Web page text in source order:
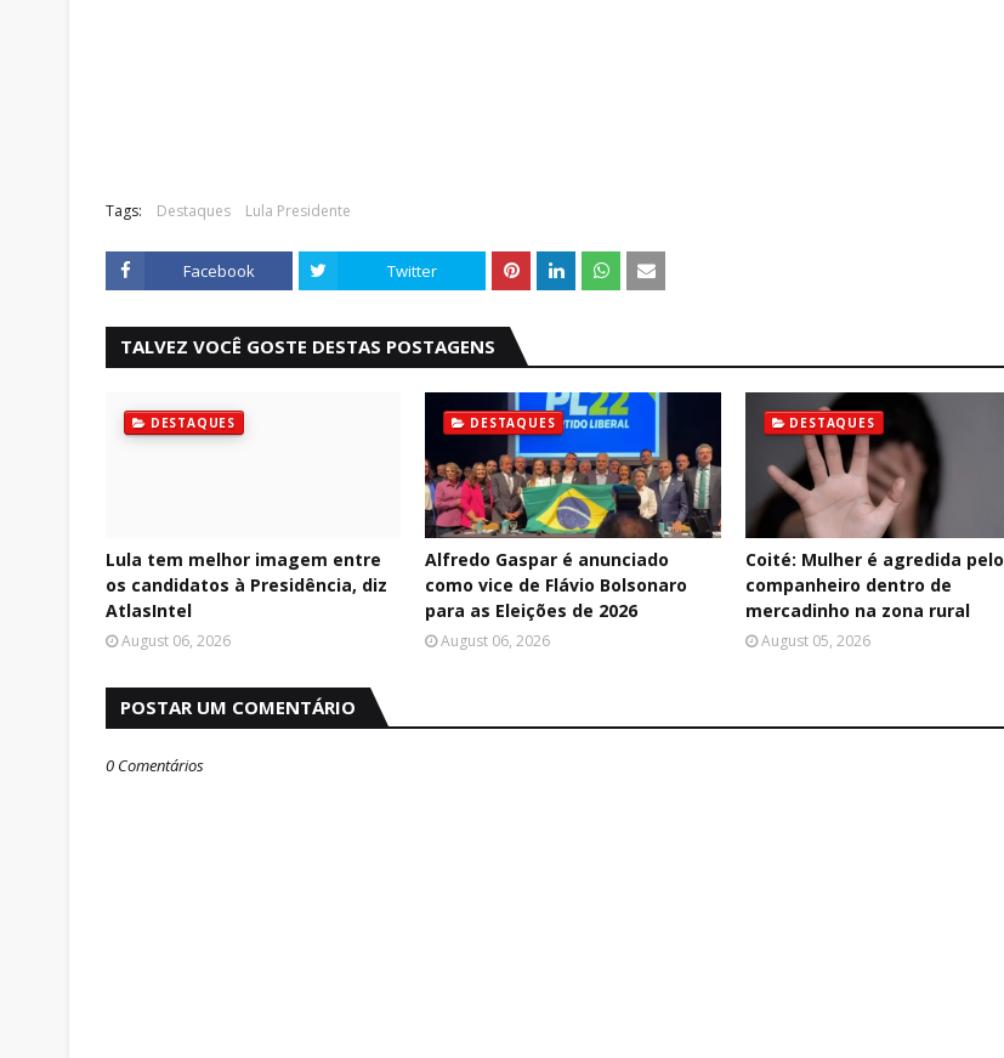
Tags: Destaques Lula Presidente
Facebook Twitter
TALVEZ VOCÊ GOSTE DESTAS POSTAGENS
DESTAQUES
Lula tem melhor imagem entre
os candidatos à Presidência, diz
AtlasIntel
August 06, 2026
DESTAQUES
Alfredo Gaspar é anunciado
como vice de Flávio Bolsonaro
para as Eleições de 2026
August 06, 2026
DESTAQUES
Coité: Mulher é agredida pelo
companheiro dentro de
mercadinho na zona rural
August 05, 2026
POSTAR UM COMENTÁRIO
0 Comentários